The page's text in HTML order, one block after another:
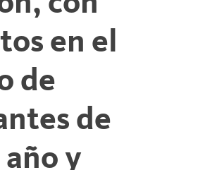
en el
de
de
y